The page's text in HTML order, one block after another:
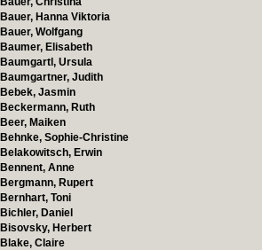
Bauer, Hanna Viktoria
Bauer, Wolfgang
Baumer, Elisabeth
Baumgartl, Ursula
Baumgartner, Judith
Bebek, Jasmin
Beckermann, Ruth
Beer, Maiken
Behnke, Sophie-Christine
Belakowitsch, Erwin
Bennent, Anne
Bergmann, Rupert
Bernhart, Toni
Bichler, Daniel
Bisovsky, Herbert
Blake, Claire